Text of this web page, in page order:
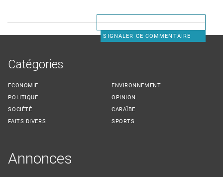
SIGNALER CE COMMENTAIRE
Catégories
ECONOMIE
POLITIQUE
SOCIÉTÉ
FAITS DIVERS
ENVIRONNEMENT
OPINION
CARAÏBE
SPORTS
Annonces